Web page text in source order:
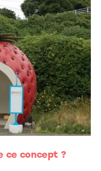
ce concept ?